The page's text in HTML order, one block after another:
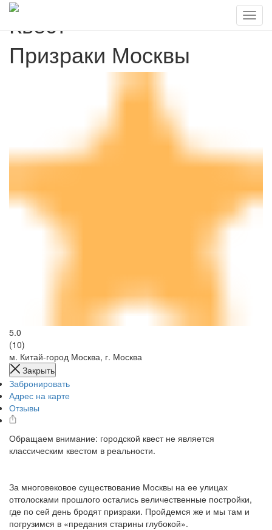
Квест
Призраки Москвы
5.0
(10)
м. Китай-город Москва, г. Москва
Закрыть
Забронировать
Адрес на карте
Отзывы
Обращаем внимание: городской квест не является
классическим квестом в реальности.
За многовековое существование Москвы на ее улицах
отголосками прошлого остались величественные постройки,
где по сей день бродят призраки. Пройдемся же и мы там и
погрузимся в «предания старины глубокой».